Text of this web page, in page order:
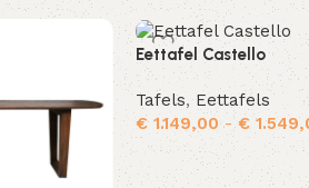
Eettafel Castello
Tafels,Eettafels
€1.149,00 - €
Opties selecteren